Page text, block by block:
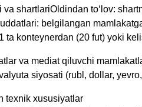
va shartlariOldindan to‘lov:
belgilangan
ta konteynerdan (20 fut) yoki
va mediat qiluvchi
siyosati (rubl, dollar,
texnik xususiyatlar